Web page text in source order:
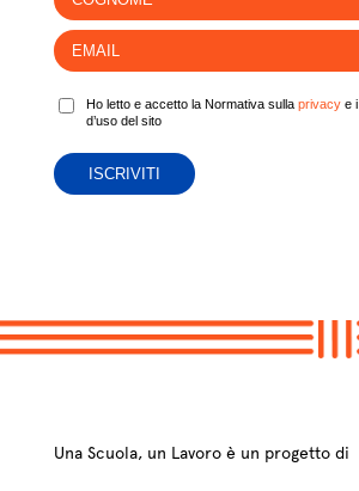
Ho letto e accetto la Normativa sulla privacye i
d’uso del sito
Una Scuola, un Lavoro è un progetto di